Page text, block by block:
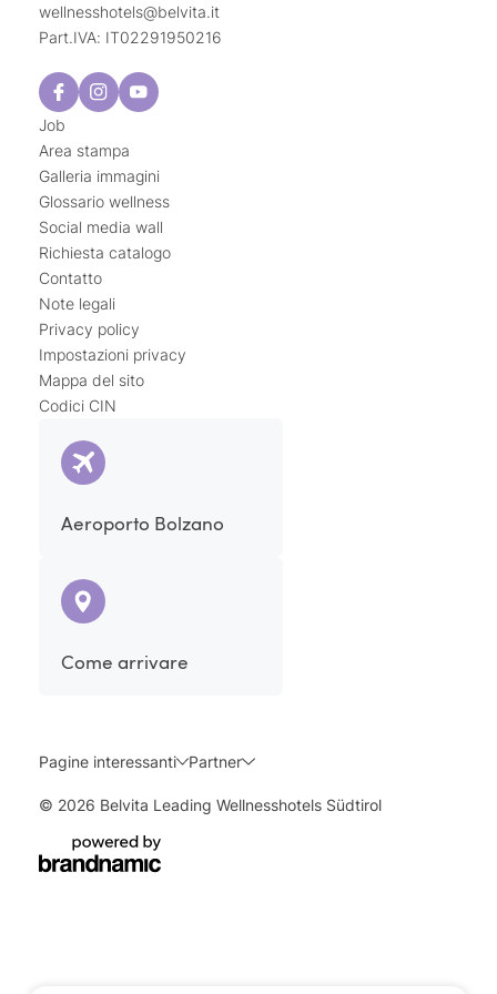
Haki® Purnaè un trattamento per tutto il corpo
che mira a riequilibrare il corpo dalla pianta dei
Haki® Sacrale
a rilassare i nervi dell’area lombare.
Haki® Stretch & Relax
della testa, del collo e delle spalle e ha un effetto
riequilibrante.
Haki® Flow
delicate rotazioni di testa, collo e spalle per
stimolare la percezione consapevole del corpo.
al massaggio Haki® vengono riattivate le capacità
provarlo!
wellnesshotels@belvita.it
Part.IVA: IT02291950216
Job
Area stampa
Galleria immagini
Glossario wellness
Social media wall
Richiesta catalogo
Contatto
Note legali
Privacy policy
Impostazioni privacy
Mappa del sito
Codici CIN
Aeroporto Bolzano
Come arrivare
Pagine interessanti Partner
© 2026 Belvita Leading Wellnesshotels Südtirol